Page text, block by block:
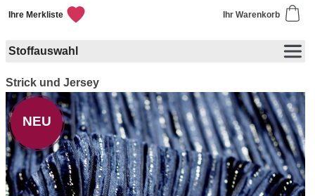
Ihr Warenkorb
Ihre Merkliste
Stoffauswahl
Strick und Jersey
NEU